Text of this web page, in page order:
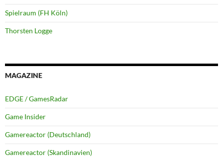
Spielraum (FH Köln)
Thorsten Logge
MAGAZINE
EDGE / GamesRadar
Game Insider
Gamereactor (Deutschland)
Gamereactor (Skandinavien)